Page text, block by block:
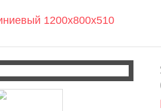
1200х800х510